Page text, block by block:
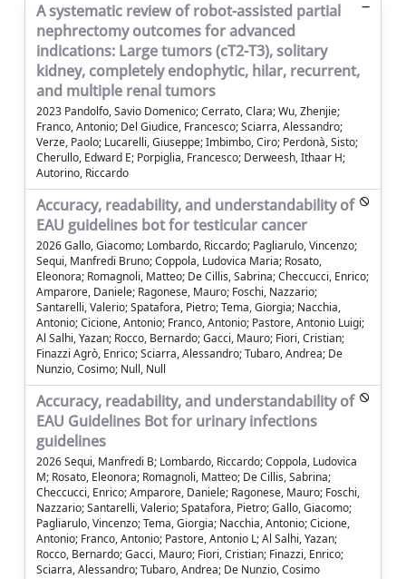
A systematic review of robot-assisted partial
nephrectomy outcomes for advanced
indications: Large tumors (cT2-T3), solitary
kidney, completely endophytic, hilar, recurrent,
and multiple renal tumors
2023 Pandolfo, Savio Domenico; Cerrato, Clara; Wu, Zhenjie;
Franco, Antonio; Del Giudice, Francesco; Sciarra, Alessandro;
Verze, Paolo; Lucarelli, Giuseppe; Imbimbo, Ciro; Perdonà, Sisto;
Cherullo, Edward E; Porpiglia, Francesco; Derweesh, Ithaar H;
Autorino, Riccardo
Accuracy, readability, and understandability of
EAU guidelines bot for testicular cancer
2026 Gallo, Giacomo; Lombardo, Riccardo; Pagliarulo, Vincenzo;
Sequi, Manfredi Bruno; Coppola, Ludovica Maria; Rosato,
Eleonora; Romagnoli, Matteo; De Cillis, Sabrina; Checcucci, Enrico;
Amparore, Daniele; Ragonese, Mauro; Foschi, Nazzario;
Santarelli, Valerio; Spatafora, Pietro; Tema, Giorgia; Nacchia,
Antonio; Cicione, Antonio; Franco, Antonio; Pastore, Antonio Luigi;
Al Salhi, Yazan; Rocco, Bernardo; Gacci, Mauro; Fiori, Cristian;
Finazzi Agrò, Enrico; Sciarra, Alessandro; Tubaro, Andrea; De
Nunzio, Cosimo; Null, Null
Accuracy, readability, and understandability of
EAU Guidelines Bot for urinary infections
guidelines
2026 Sequi, Manfredi B; Lombardo, Riccardo; Coppola, Ludovica
M; Rosato, Eleonora; Romagnoli, Matteo; De Cillis, Sabrina;
Checcucci, Enrico; Amparore, Daniele; Ragonese, Mauro; Foschi,
Nazzario; Santarelli, Valerio; Spatafora, Pietro; Gallo, Giacomo;
Pagliarulo, Vincenzo; Tema, Giorgia; Nacchia, Antonio; Cicione,
Antonio; Franco, Antonio; Pastore, Antonio L; Al Salhi, Yazan;
Rocco, Bernardo; Gacci, Mauro; Fiori, Cristian; Finazzi, Enrico;
Sciarra, Alessandro; Tubaro, Andrea; De Nunzio, Cosimo